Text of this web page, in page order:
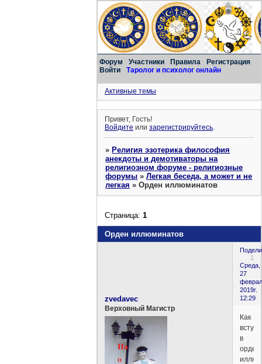
Форум Участники Правила
Регистрация
Войти
Таролог и психолог онлайн
Активные темы
Привет, Гость!
Войдите илизарегистрируйтесь.
»Религия эзотерика философия
анекдоты и демотиваторы на
религиозном форуме - религиозные
форумы »Легкая беседа, а может и не
легкая »Орден иллюминатов
Орден иллюминатов
Страница:1
1
Среда,
27
2019г.
12:29
zvedavec
Верховный Магистр
Как
в
орден